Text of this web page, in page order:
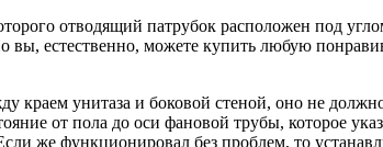
отводящий патрубок расположен под
вы, естественно, можете купить любую
краем унитаза и боковой стеной, оно не
от пола до оси фановой трубы, которое
же функционировал без проблем, то